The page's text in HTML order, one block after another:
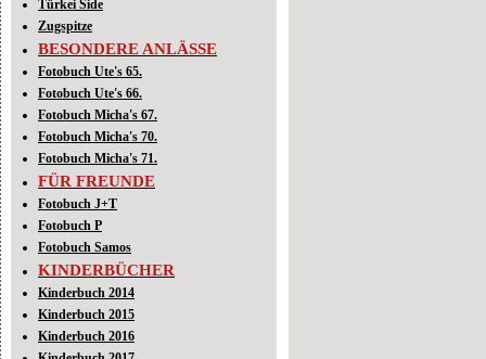
Türkei Side
Zugspitze
BESONDERE ANLÄSSE
Fotobuch Ute's 65.
Fotobuch Ute's 66.
Fotobuch Micha's 67.
Fotobuch Micha's 70.
Fotobuch Micha's 71.
FÜR FREUNDE
Fotobuch J+T
Fotobuch P
Fotobuch Samos
KINDERBÜCHER
Kinderbuch 2014
Kinderbuch 2015
Kinderbuch 2016